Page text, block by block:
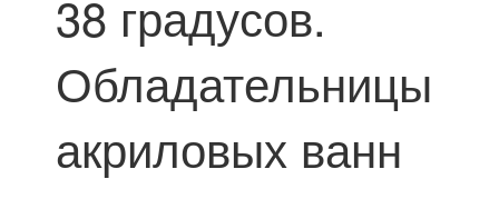
38 градусов.
Обладательницы
акриловых ванн